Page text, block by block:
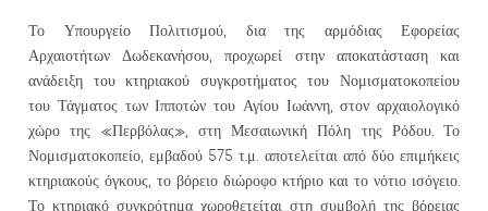
Το Υπουργείο Πολιτισμού, δια της αρμόδιας Εφορείας
Αρχαιοτήτων Δωδεκανήσου, προχωρεί στην αποκατάσταση και
ανάδειξη του κτηριακού συγκροτήματος του Νομισματοκοπείου
του Τάγματος των Ιπποτών του Αγίου Ιωάννη, στον αρχαιολογικό
χώρο της «Περβόλας», στη Μεσαιωνική Πόλη της Ρόδου. Το
Νομισματοκοπείο, εμβαδού 575 τ.μ. αποτελείται από δύο επιμήκεις
κτηριακούς όγκους, το βόρειο διώροφο κτήριο και το νότιο ισόγειο.
Το κτηριακό συγκρότημα χωροθετείται στη συμβολή της βόρειας